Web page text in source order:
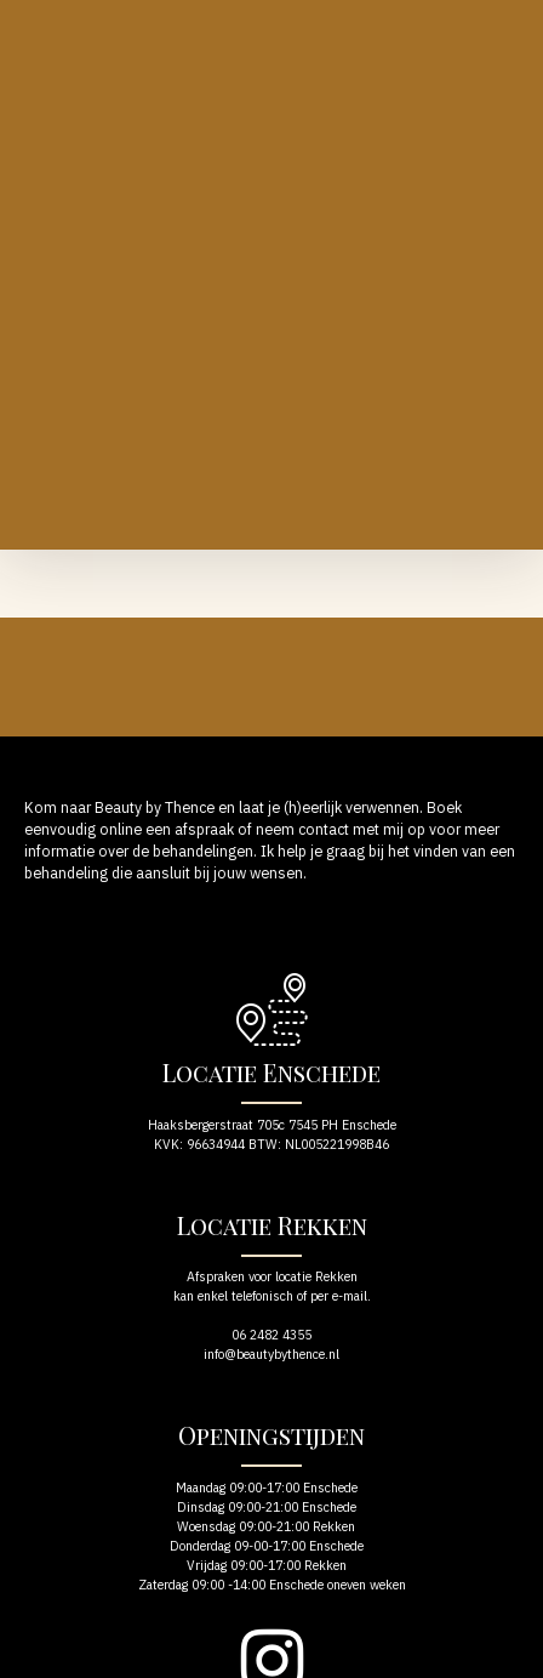
Kom naar Beauty by Thence en laat je (h)eerlijk verwennen. Boek
eenvoudig online een afspraak of neem contact met mij op voor meer
informatie over de behandelingen. Ik help je graag bij het vinden van een
behandeling die aansluit bij jouw wensen.
Locatie Enschede
Haaksbergerstraat 705c 7545 PH Enschede
KVK: 96634944 BTW: NL005221998B46
Locatie Rekken
Afspraken voor locatie Rekken
kan enkel telefonisch of per e-mail.
06 2482 4355
info@beautybythence.nl
Openingstijden
Maandag 09:00-17:00 Enschede
Dinsdag 09:00-21:00 Enschede
Woensdag 09:00-21:00 Rekken
Donderdag 09-00-17:00 Enschede
Vrijdag 09:00-17:00 Rekken
Zaterdag 09:00 -14:00 Enschede oneven weken